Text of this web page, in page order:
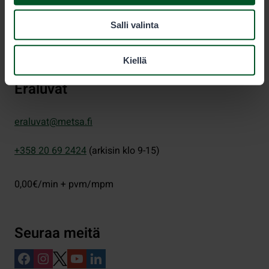
Salli valinta
Kiellä
PL 80 (Opastinsilta 12 C)
00521Helsinki
Eräluvat
eraluvat@metsa.fi
+358 20 69 2424 (arkisin klo 9-15)
0,00€/min + pvm/mpm
Seuraa meitä